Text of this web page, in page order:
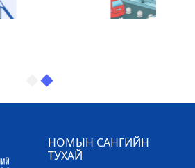
НОМЫН САНГИЙН
ТУХАЙ